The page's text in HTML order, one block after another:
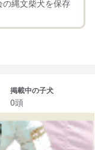
縄文柴犬を保存
掲載中の子犬
0頭